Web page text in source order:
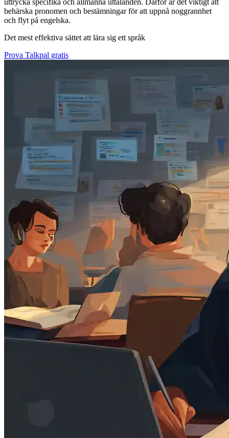
behärska pronomen och bestämningar för att uppnå noggrannhet
och flyt på engelska.
Det mest effektiva sättet att lära sig ett språk
Prova Talkpal gratis